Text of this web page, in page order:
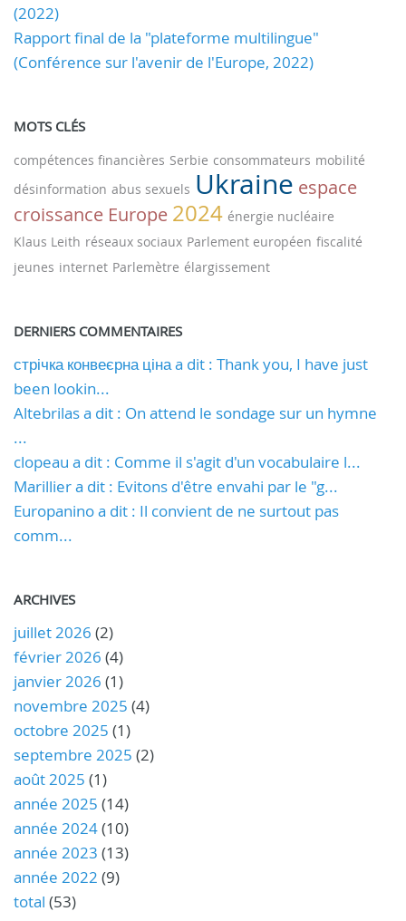
(2022)
Rapport final de la "plateforme multilingue"
(Conférence sur l'avenir de l'Europe, 2022)
MOTS CLÉS
compétences financières Serbie consommateurs mobilité
désinformation abus sexuels Ukraine espace
croissance Europe 2024 énergie nucléaire
Klaus Leith réseaux sociaux Parlement européen fiscalité
jeunes internet Parlemètre élargissement
DERNIERS COMMENTAIRES
стрічка конвеєрна ціна a dit : Thank you, I have just
been lookin...
Altebrilas a dit : On attend le sondage sur un hymne
...
clopeau a dit : Comme il s'agit d'un vocabulaire l...
Marillier a dit : Evitons d'être envahi par le "g...
Europanino a dit : Il convient de ne surtout pas
comm...
ARCHIVES
juillet 2026 (2)
février 2026 (4)
janvier 2026 (1)
novembre 2025 (4)
octobre 2025 (1)
septembre 2025 (2)
août 2025 (1)
année 2025 (14)
année 2024(10)
année 2023 (13)
année 2022 (9)
total (53)